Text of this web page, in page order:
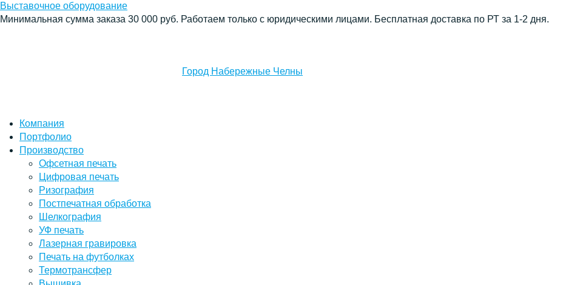
Выставочное оборудование
Минимальная сумма заказа 30 000 руб. Работаем только с юридическими лицами. Бесплатная доставка по РТ за 1-2 дня.
Город Набережные Челны
Компания
Портфолио
Производство
Офсетная печать
Цифровая печать
Ризография
Постпечатная обработка
Шелкография
УФ печать
Лазерная гравировка
Печать на футболках
Термотрансфер